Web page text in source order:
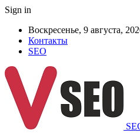
Sign in
Воскресенье, 9 августа,
Контакты
SEO